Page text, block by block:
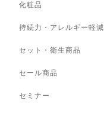
化粧品
持続力・アレルギー軽減
セット・衛生商品
セール商品
セミナー